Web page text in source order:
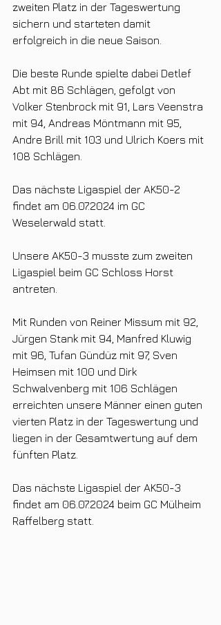
zweiten Platz in der Tageswertung
sichern und starteten damit
erfolgreich in die neue Saison.
Die beste Runde spielte dabei Detlef
Abt mit 86 Schlägen, gefolgt von
Volker Stenbrock mit 91, Lars Veenstra
mit 94, Andreas Möntmann mit 95,
Andre Brill mit 103 und Ulrich Koers mit
108 Schlägen.
Das nächste Ligaspiel der AK50-2
findet am 06.07.2024 im GC
Weselerwald statt.
Unsere AK50-3 musste zum zweiten
Ligaspiel beim GC Schloss Horst
antreten.
Mit Runden von Reiner Missum mit 92,
Jürgen Stank mit 94, Manfred Kluwig
mit 96, Tufan Gündüz mit 97, Sven
Heimsen mit 100 und Dirk
Schwalvenberg mit 106 Schlägen
erreichten unsere Männer einen guten
vierten Platz in der Tageswertung und
liegen in der Gesamtwertung auf dem
fünften Platz.
Das nächste Ligaspiel der AK50-3
findet am 06.07.2024 beim GC Mülheim
Raffelberg statt.